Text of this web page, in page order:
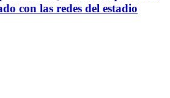
con las redes del estadio